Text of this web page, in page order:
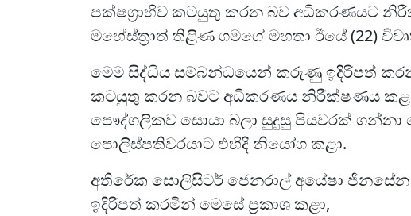
පක්ෂග්‍රාහීව කටයුතු කරන බව අධිකරණයට
මහේස්ත්‍රාත් තිළිණ ගමගේ මහතා ඊයේ (22)
මෙම සිද්ධිය සම්බන්ධයෙන් කරුණු ඉදිරිපත් කරන
කටයුතු කරන බවට අධිකරණය නිරීක්ෂණය කළ
පෞද්ගලිකව සොයා බලා සුදුසු පියවරක් ගන්නා
පොලිස්පතිවරයාට එහිදී නියෝග කළා.
අතිරේක සොලිසිටර් ජෙනරාල් අයේෂා
ඉදිරිපත් කරමින් මෙසේ ප්‍රකාශ කළා,